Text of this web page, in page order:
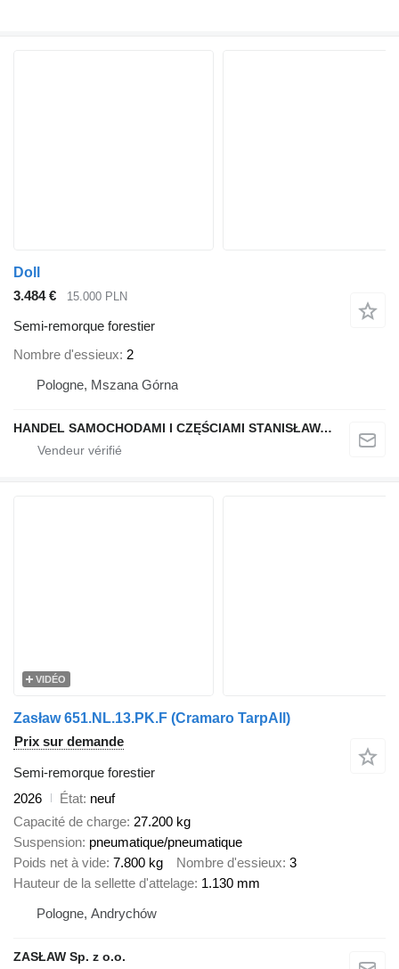
Doll
3.484 €
15.000 PLN
Semi-remorque forestier
Nombre d'essieux 2
Pologne, Mszana Górna
HANDEL SAMOCHODAMI I CZĘŚCIAMI STANISŁAWA RAPACZ
VIDÉO
Zasław 651.NL.13.PK.F (Cramaro TarpAll)
Prix sur demande
Semi-remorque forestier
2026
État neuf
Capacité de charge 27.200 kg
Suspension pneumatique/pneumatique
Poids net à vide 7.800 kg Nombre d'essieux 3
Hauteur de la sellette d'attelage 1.130 mm
Pologne, Andrychów
ZASŁAW Sp. z o.o.